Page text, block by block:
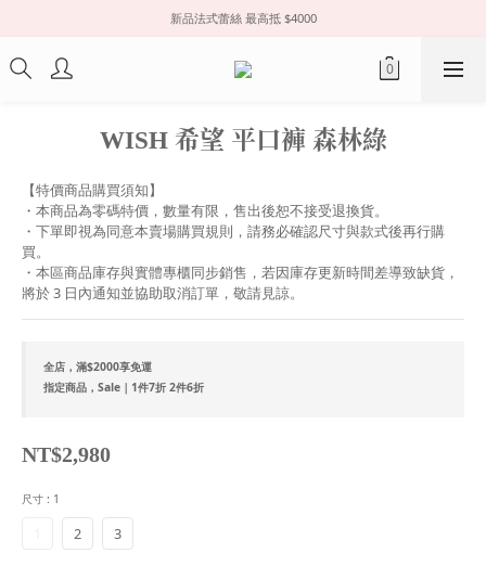
新品法式蕾絲 最高抵 $4000
WISH 希望 平口褲 森林綠
【特價商品購買須知】
・本商品為零碼特價，數量有限，售出後恕不接受退換貨。
・下單即視為同意本賣場購買規則，請務必確認尺寸與款式後再行購
買。
・本區商品庫存與實體專櫃同步銷售，若因庫存更新時間差導致缺貨，
將於 3 日內通知並協助取消訂單，敬請見諒。
全店，滿$2000享免運
指定商品，Sale｜1件7折 2件6折
NT$2,980
尺寸 : 1
2 3